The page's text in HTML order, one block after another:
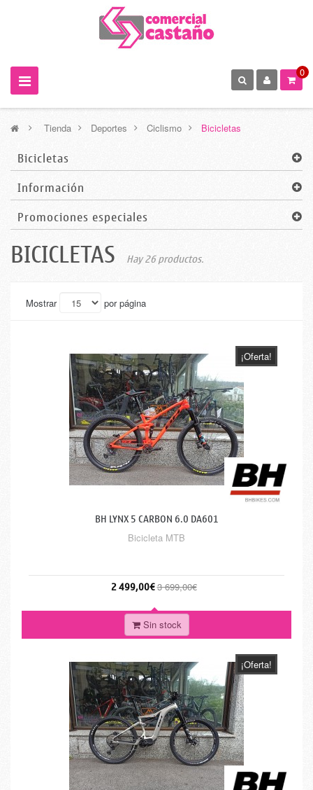
0
> Tienda > Deportes > Ciclismo > Bicicletas
Bicicletas
Información
Promociones especiales
BICICLETAS Hay 26 productos.
Mostrar por página
¡Oferta!
BH LYNX 5 CARBON 6.0 DA601
Bicicleta MTB
2 499,00€3 699,00€
Sin stock
¡Oferta!